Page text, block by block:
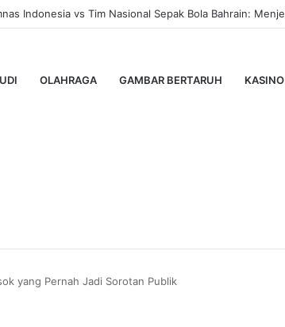
Lengkap untuk Pengguna Modern
OLAHRAGA GAMBAR BERTARUH KASINO
yang Pernah Jadi Sorotan Publik